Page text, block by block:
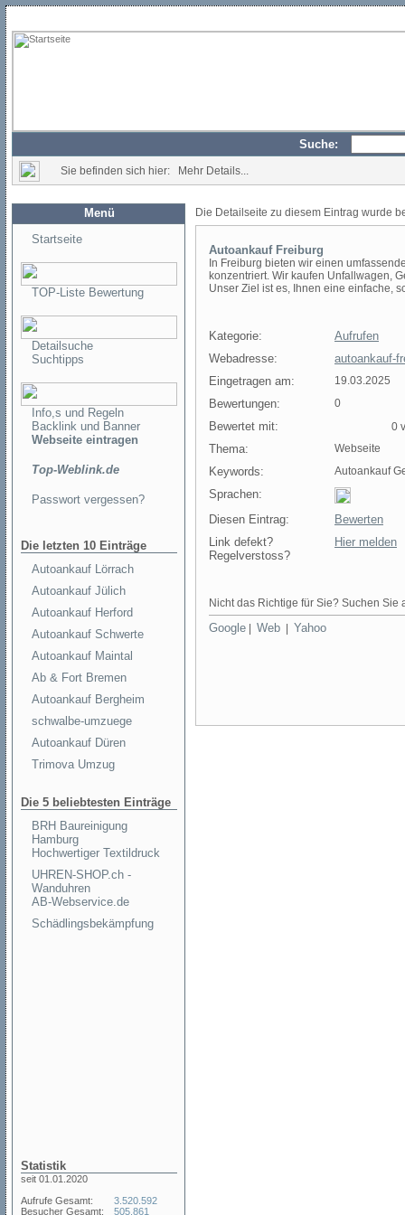
Suche:
Sie befinden sich hier: Mehr Details...
Menü
Startseite
TOP-Liste Bewertung
Detailsuche
Suchtipps
Info,s und Regeln
Backlink und Banner
Webseite eintragen
Top-Weblink.de
Passwort vergessen?
Die letzten 10 Einträge
Autoankauf Lörrach
Autoankauf Jülich
Autoankauf Herford
Autoankauf Schwerte
Autoankauf Maintal
Ab & Fort Bremen
Autoankauf Bergheim
schwalbe-umzuege
Autoankauf Düren
Trimova Umzug
Die 5 beliebtesten Einträge
BRH Baureinigung
Hamburg
Hochwertiger Textildruck
UHREN-SHOP.ch -
Wanduhren
AB-Webservice.de
Schädlingsbekämpfung
Statistik
seit 01.01.2020
Aufrufe Gesamt:
Besucher Gesamt:
3.520.592
505.861
Die Detailseite zu diesem Eintrag wurde
Autoankauf Freiburg
In Freiburg bieten wir einen
konzentriert. Wir kaufen Unfallwagen,
Unser Ziel ist es, Ihnen eine einfache,
Kategorie:
Aufrufen
Webadresse:
autoankauf-
Eingetragen am:
19.03.2025
Bewertungen: 0
Bewertet mit: 0
Thema: Webseite
Keywords: Autoankauf
Sprachen:
Diesen Eintrag:
Bewerten
Link defekt?
Regelverstoss?
Hier melden
Nicht das Richtige für Sie? Suchen Sie
Google Web Yahoo